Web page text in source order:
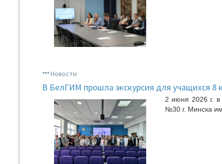
Новости
В БелГИМ прошла экскурсия для учащихся 8
2 июня 2026 г.
№30 г. Минска